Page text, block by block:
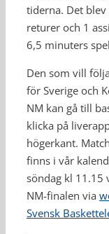
tiderna. Det blev
returer och 1
6,5 minuters
Den som vill
för Sverige och
NM kan gå till
klicka på
högerkant.
finns i vår
söndag kl 11.15
NM-finalen via
Svensk